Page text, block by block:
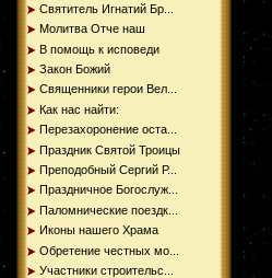
Святитель Игнатий Бр...
Молитва Отче наш
В помощь к исповеди
Закон Божий
Священники герои Вел...
Как нас найти:
Перезахоронение оста...
Праздник Святой Троицы
Преподобный Сергий Р...
Праздничное Богослуж...
Паломнические поездк...
Иконы нашего Храма
Обретение честных мо...
Участники строительс...